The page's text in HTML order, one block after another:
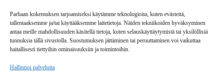
Parhaan kokemuksen tarjoamiseksi käytämme teknologioita, kuten evästeitä,
tallentaaksemme ja/tai käyttääksemme laitetietoja. Näiden tekniikoiden hyväksyminen
antaa meille mahdollisuuden käsitellä tietoja, kuten selauskäyttäytymistä tai yksilöllisiä
tunnuksia tällä sivustolla. Suostumuksen jättäminen tai peruuttaminen voi vaikuttaa
haitallisesti tiettyihin ominaisuuksiin ja toimintoihin.
Hallinnoi palveluita
UUTISKIRJE
MAINOSTAJILLE
VASTAMAINOKSET
JAKELUPAIKAT
REKISTERISELOSTE